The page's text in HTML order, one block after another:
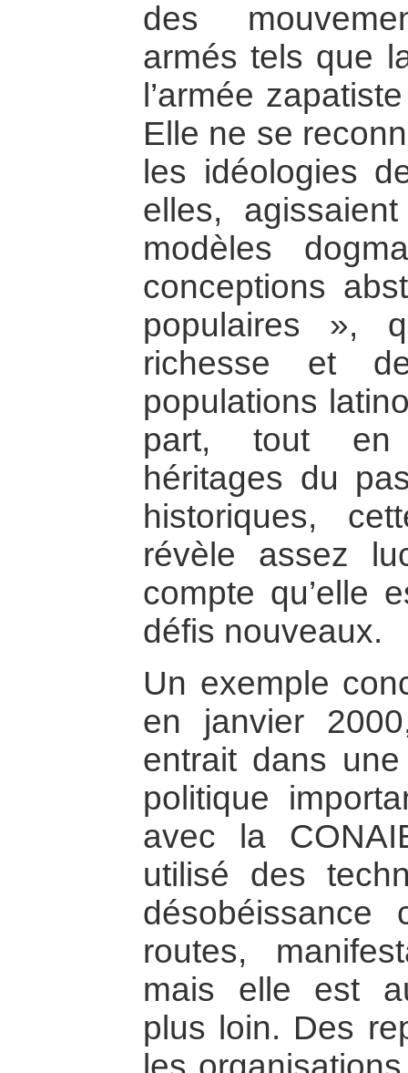
des
armés tels que
l’armée
Elle ne se
les idéologies
elles,
modèles
conceptions
populaires »,
richesse et
populations
part, tout en
héritages du
historiques,
révèle assez
compte qu’elle
défis nouveaux.
Un exemple
en janvier
entrait dans
politique
avec la
utilisé des
routes,
mais elle est
plus loin. Des